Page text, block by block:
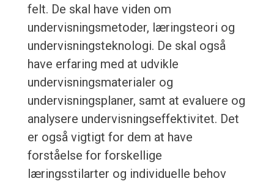
felt. De skal have viden om
undervisningsmetoder, læringsteori og
undervisningsteknologi. De skal også
have erfaring med at udvikle
undervisningsmaterialer og
undervisningsplaner, samt at evaluere og
analysere undervisningseffektivitet. Det
er også vigtigt for dem at have
forståelse for forskellige
læringsstilarter og individuelle behov